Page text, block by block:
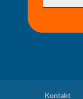
Kontakt